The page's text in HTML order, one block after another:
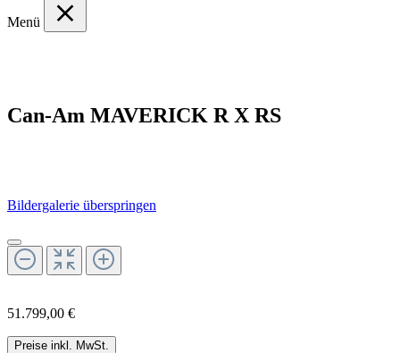
Menü
Can-Am MAVERICK R X RS
Bildergalerie überspringen
51.799,00 €
Preise inkl. MwSt.